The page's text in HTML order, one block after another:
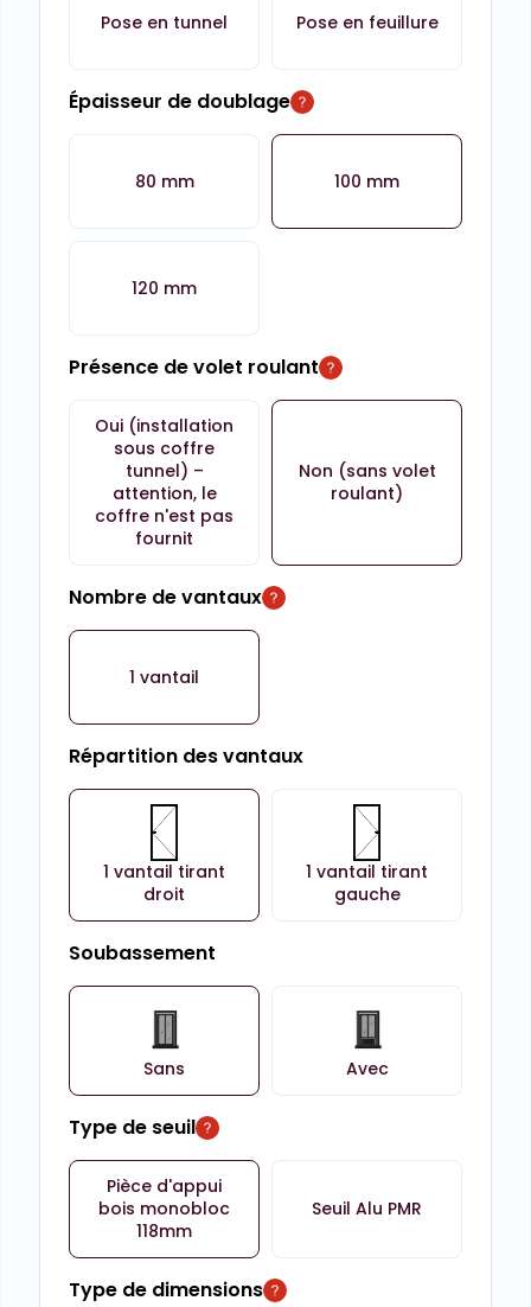
Pose en tunnel Pose en feuillure
Épaisseur de doublage
80 mm 100 mm
120 mm
Présence de volet roulant
Oui (installation
sous coffre
tunnel) –
attention, le
coffre n'est pas
fournit
Non (sans volet
roulant)
Nombre de vantaux
1 vantail
Répartition des vantaux
1 vantail tirant
droit
1 vantail tirant
gauche
Soubassement
Sans Avec
Type de seuil
Pièce d'appui
bois monobloc
118mm
Seuil Alu PMR
Type de dimensions